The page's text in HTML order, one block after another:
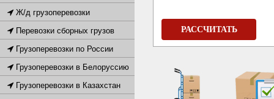
РАССЧИТАТЬ
Ж/д грузоперевозки
Перевозки сборных грузов
Грузоперевозки по России
Грузоперевозки в Белоруссию
Грузоперевозки в Казахстан